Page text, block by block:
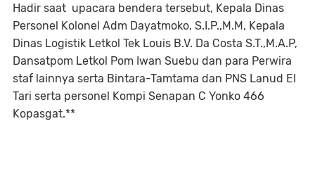
Hadir saat upacara bendera tersebut, Kepala Dinas
Personel Kolonel Adm Dayatmoko, S.I.P.,M.M, Kepala
Dinas Logistik Letkol Tek Louis B.V. Da Costa S.T.,M.A.P,
Dansatpom Letkol Pom Iwan Suebu dan para Perwira
staf lainnya serta Bintara-Tamtama dan PNS Lanud El
Tari serta personel Kompi Senapan C Yonko 466
Kopasgat.**